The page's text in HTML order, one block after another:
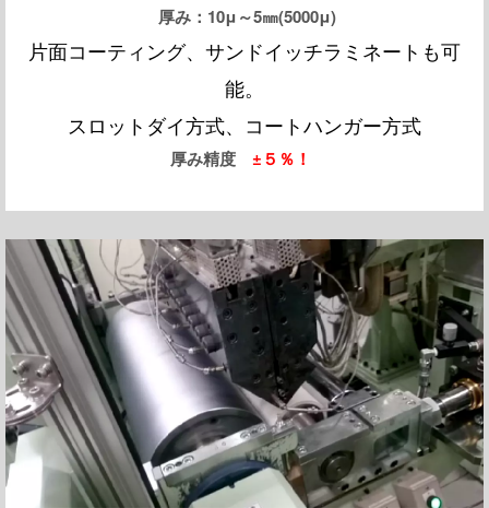
厚み：10μ～5㎜(5000μ)
片面コーティング、サンドイッチラミネートも可
能。
スロットダイ方式、コートハンガー方式
厚み精度 ±５％！